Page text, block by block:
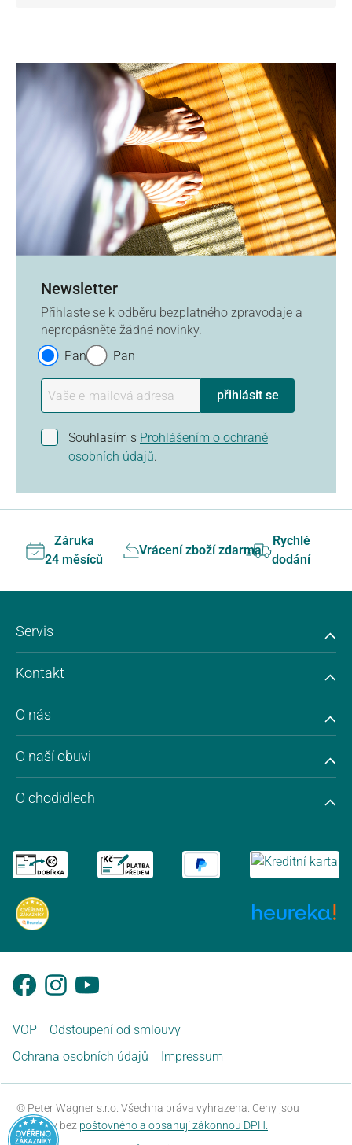
Newsletter
Přihlaste se k odběru bezplatného zpravodaje a
nepropásněte žádné novinky.
Paní
Pan
přihlásit se
Souhlasím s Prohlášením o ochraně
osobních údajů.
Záruka
24 měsíců
Vrácení zboží zdarma
Rychlé
dodání
Servis
Kontakt
O nás
O naší obuvi
O chodidlech
VOP
Odstoupení od smlouvy
Ochrana osobních údajů
Impressum
© Peter Wagner s.r.o. Všechna práva vyhrazena. Ceny jsou
uvedeny bez poštovného a obsahují zákonnou DPH.